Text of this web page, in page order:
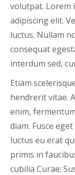
volutpat. Lorem
adipiscing elit.
luctus. Nullam
consequat
interdum sed,
Etiam
hendrerit vitae.
enim,
diam. Fusce
luctus eu erat
primis in
cubilia Curae;